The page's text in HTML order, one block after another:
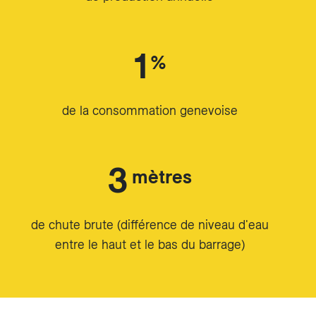
1%
de la consommation genevoise
3mètres
de chute brute (différence de niveau d'eau
entre le haut et le bas du barrage)